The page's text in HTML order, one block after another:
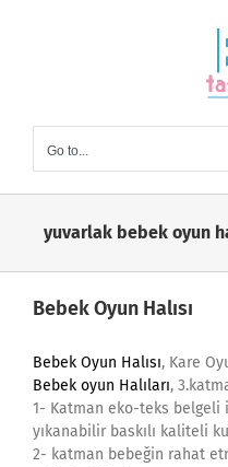
Go to...
yuvarlak bebek oyun
Bebek Oyun Halısı
Bebek Oyun Halısı, Kare
Bebek oyun Halıları,
1- Katman eko-teks belgeli
yıkanabilir baskılı kaliteli
2- katman bebeğin rahat